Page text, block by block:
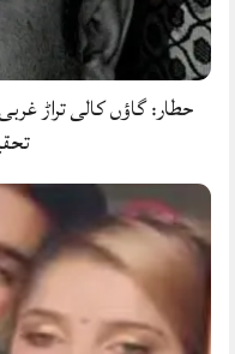
حطار: گاؤں کالی تراڑ